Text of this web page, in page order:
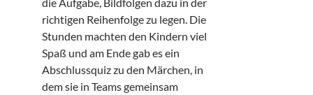
richtigen Reihenfolge zu legen. Die
Stunden machten den Kindern viel
Spaß und am Ende gab es ein
Abschlussquiz zu den Märchen, in
dem sie in Teams gemeinsam